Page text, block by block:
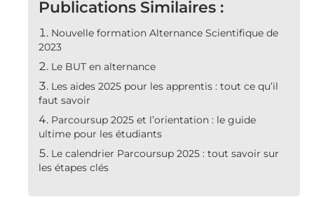
Publications Similaires :
Nouvelle formation Alternance Scientifique de
2023
Le BUT en alternance
Les aides 2025 pour les apprentis : tout ce qu’il
faut savoir
Parcoursup 2025 et l’orientation : le guide
ultime pour les étudiants
Le calendrier Parcoursup 2025 : tout savoir sur
les étapes clés